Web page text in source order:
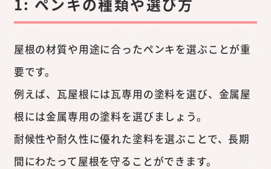
屋根の材質や用途に合ったペンキを選ぶことが重
要です。
例えば、瓦屋根には瓦専用の塗料を選び、金属屋
根には金属専用の塗料を選びましょう。
耐候性や耐久性に優れた塗料を選ぶことで、長期
間にわたって屋根を守ることができます。